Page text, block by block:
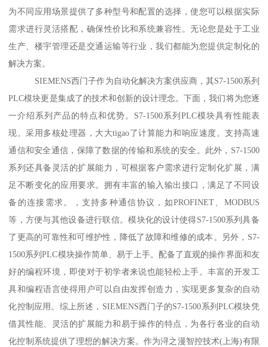
为不同应用场景提供了多种型号和配置的选择，使您可以根据实际
需求进行灵活搭配，确保性价比和系统兼容性。无论您是处于工业
生产、楼宇管理还是交通运输等行业，我们都能为您提供定制化的
解决方案。
SIEMENS西门子作为自动化解决方案供应商，其S7-1500系列
PLC模块更是集成了的技术和创新的设计理念。下面，我们将为您逐
一介绍系列产品的特点和优势。S7-1500系列PLC模块具有性能表
现。采用多核处理器，大大tigao了计算能力和响应速度。支持高速
通信和安全通信，保障了数据的传输和系统的安全。此外，S7-1500
系列还具备灵活的扩展能力，可根据客户需求进行定制化扩展，满
足不断变化的应用要求。拥有丰富的输入输出接口，满足了不同设
备的连接需求。，支持多种通信协议，如PROFINET、MODBUS
等，方便与其他设备进行联信。模块化的设计使得S7-1500系列具备
了更高的可靠性和可维护性，降低了故障和维修的成本。另外，S7-
1500系列PLC模块操作简单、易于上手。配备了直观的操作界面和友
好的编程环境，即使对于初学者来说也能轻松上手。丰富的开发工
具和编程语言使得用户可以自由发挥创造力，实现更多复杂的自动
化控制应用。综上所述，SIEMENS西门子的S7-1500系列PLC模块凭
借其性能、灵活的扩展能力和易于操作的特点，为各行各业的自动
化控制系统提供了理想的解决方案。作为浔之漫智控技术(上海)有限